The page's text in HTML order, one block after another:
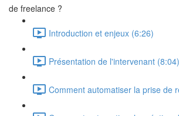
de freelance ?
Introduction et enjeux (6:26)
Présentation de l'intervenant (8:04)
Comment automatiser la prise de